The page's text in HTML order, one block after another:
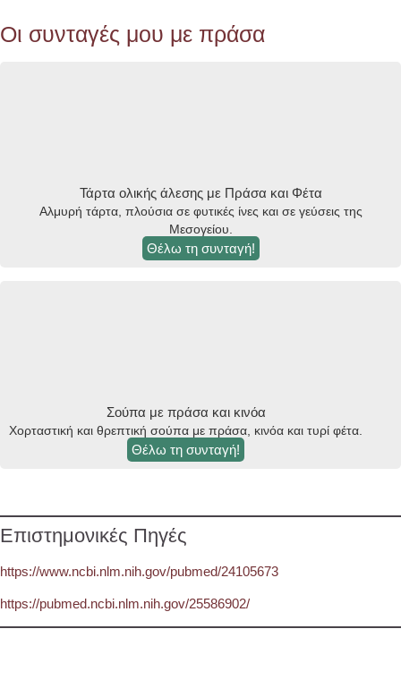
Οι συνταγές μου με πράσα
Τάρτα ολικής άλεσης με Πράσα και Φέτα
Αλμυρή τάρτα, πλούσια σε φυτικές ίνες και σε γεύσεις της
Μεσογείου.
Θέλω τη συνταγή!
Σούπα με πράσα και κινόα
Χορταστική και θρεπτική σούπα με πράσα, κινόα και τυρί φέτα.
Θέλω τη συνταγή!
Επιστημονικές Πηγές
https://www.ncbi.nlm.nih.gov/pubmed/24105673
https://pubmed.ncbi.nlm.nih.gov/25586902/